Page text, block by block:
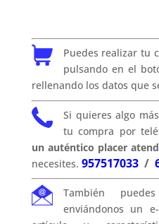
Puedes realizar tu
pulsando en el
rellenando los datos que
Si quieres algo
tu compra por
un auténtico placer
necesites. 957517033/
También
enviándonos un